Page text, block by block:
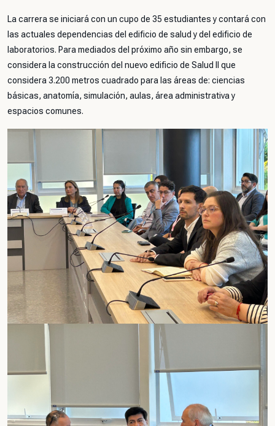
La carrera se iniciará con un cupo de 35 estudiantes y contará con
las actuales dependencias del edificio de salud y del edificio de
laboratorios. Para mediados del próximo año sin embargo, se
considera la construcción del nuevo edificio de Salud II que
considera 3.200 metros cuadrado para las áreas de: ciencias
básicas, anatomía, simulación, aulas, área administrativa y
espacios comunes.